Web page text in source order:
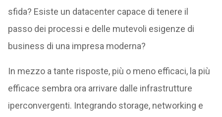
sfida? Esiste un datacenter capace di tenere il
passo dei processi e delle mutevoli esigenze di
business di una impresa moderna?
In mezzo a tante risposte, più o meno efficaci, la più
efficace sembra ora arrivare dalle infrastrutture
iperconvergenti. Integrando storage, networking e